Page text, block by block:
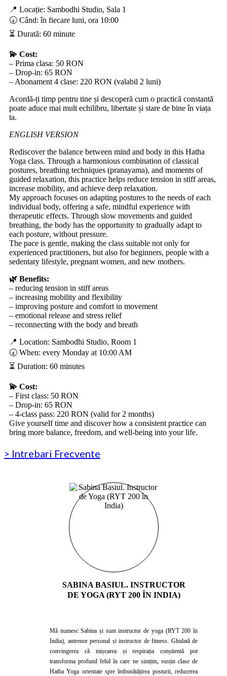
📍 Locație: Sambodhi Studio, Sala 1
🕢 Când: în fiecare luni, ora 10:00
⏳ Durată: 60 minute
💫 Cost:
– Prima clasa: 50 RON
– Drop-in: 65 RON
– Abonament 4 clase: 220 RON (valabil 2 luni)
Acordă-ți timp pentru tine și descoperă cum o practică constantă
poate aduce mai mult echilibru, libertate și stare de bine în viața
ta.
ENGLISH VERSION
Rediscover the balance between mind and body in this Hatha
Yoga class. Through a harmonious combination of classical
postures, breathing techniques (pranayama), and moments of
guided relaxation, this practice helps reduce tension in stiff areas,
increase mobility, and achieve deep relaxation.
My approach focuses on adapting postures to the needs of each
individual body, offering a safe, mindful experience with
therapeutic effects. Through slow movements and guided
breathing, the body has the opportunity to gradually adapt to
each posture, without pressure.
The pace is gentle, making the class suitable not only for
experienced practitioners, but also for beginners, people with a
sedentary lifestyle, pregnant women, and new mothers.
🌿 Benefits:
– reducing tension in stiff areas
– increasing mobility and flexibility
– improving posture and comfort in movement
– emotional release and stress relief
– reconnecting with the body and breath
📍 Location: Sambodhi Studio, Room 1
🕢 When: every Monday at 10:00 AM
⏳ Duration: 60 minutes
💫 Cost:
– First class: 50 RON
– Drop-in: 65 RON
– 4-class pass: 220 RON (valid for 2 months)
Give yourself time and discover how a consistent practice can
bring more balance, freedom, and well-being into your life.
> Intrebari Frecvente
SABINA BASIUL. INSTRUCTOR
DE YOGA (RYT 200 ÎN INDIA)
Mă numesc Sabina și sunt instructor de yoga (RYT 200 în
India), antrenor personal și instructor de fitness. Ghidată de
convingerea că mișcarea și respirația conștientă pot
transforma profund felul în care ne simțim, susțin clase de
Hatha Yoga orientate spre îmbunătățirea posturii, reducerea